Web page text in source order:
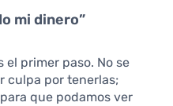
mi dinero”
primer paso. No se
culpa por tenerlas;
que podamos ver